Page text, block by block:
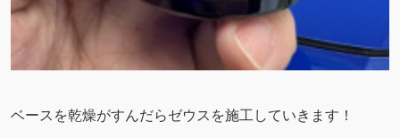
ベースを乾燥がすんだらゼウスを施工していきます！